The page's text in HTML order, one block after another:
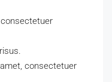
consectetuer